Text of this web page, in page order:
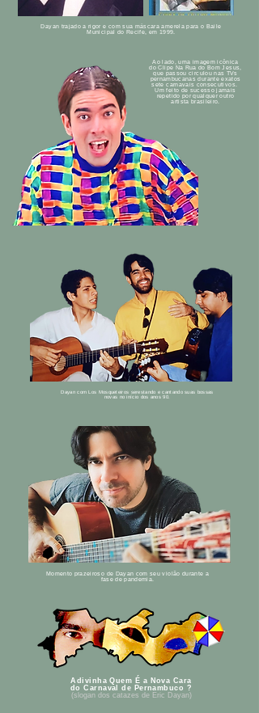
Dayan trajado a rigor e com sua máscara amerela para o Baile
Municipal do Recife, em 1999.
Ao lado, uma imagem icônica
do Clipe Na Rua do Bom Jesus,
que passou circulou nas TVs
pernambucanas durante exatos
sete carnavais consecutivos.
Um feito de sucesso jamais
repetido por qualquer outro
artista brasileiro.
Dayan com Los Mosqueteiros serestando e cantando suas bossas
novas no início dos anos 90.
Momento prazeiroso de Dayan com seu violão durante a
fase de pandemia.
Adivinha Quem É a Nova Cara
do Carnaval de Pernambuco ?
(slogan dos catazes de Eric Dayan)